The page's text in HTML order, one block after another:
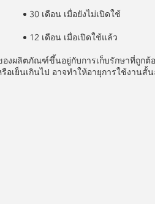
30 เดือน เมื่อยังไม่เปิดใช้
12 เดือน เมื่อเปิดใช้แล้ว
งผลิตภัณฑ์ขึ้นอยู่กับการเก็บรักษาที่ถูกต้
อเย็นเกินไป อาจทำให้อายุการใช้งานสั้น